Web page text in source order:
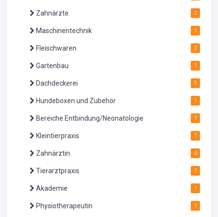
Zahnärzte 2
Maschinentechnik 1
Fleischwaren 2
Gartenbau 1
Dachdeckerei 5
Hundeboxen und Zubehör 1
Bereiche Entbindung/Neonatologie 1
Kleintierpraxis 1
Zahnärztin 0
Tierarztpraxis 1
Akademie 1
Physiotherapeutin 1